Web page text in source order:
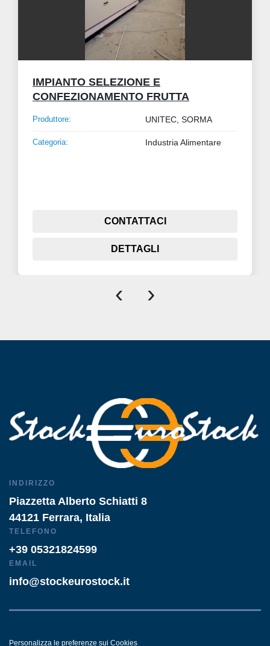
IMPIANTO SELEZIONE E
CONFEZIONAMENTO FRUTTA
Produttore: UNITEC, SORMA
Categoria: Industria Alimentare
CONTATTACI
DETTAGLI
‹ ›
INDIRIZZO
Piazzetta Alberto Schiatti 8
44121 Ferrara, Italia
TELEFONO
+39 05321824599
EMAIL
info@stockeurostock.it
Personalizza le preferenze sui Cookies